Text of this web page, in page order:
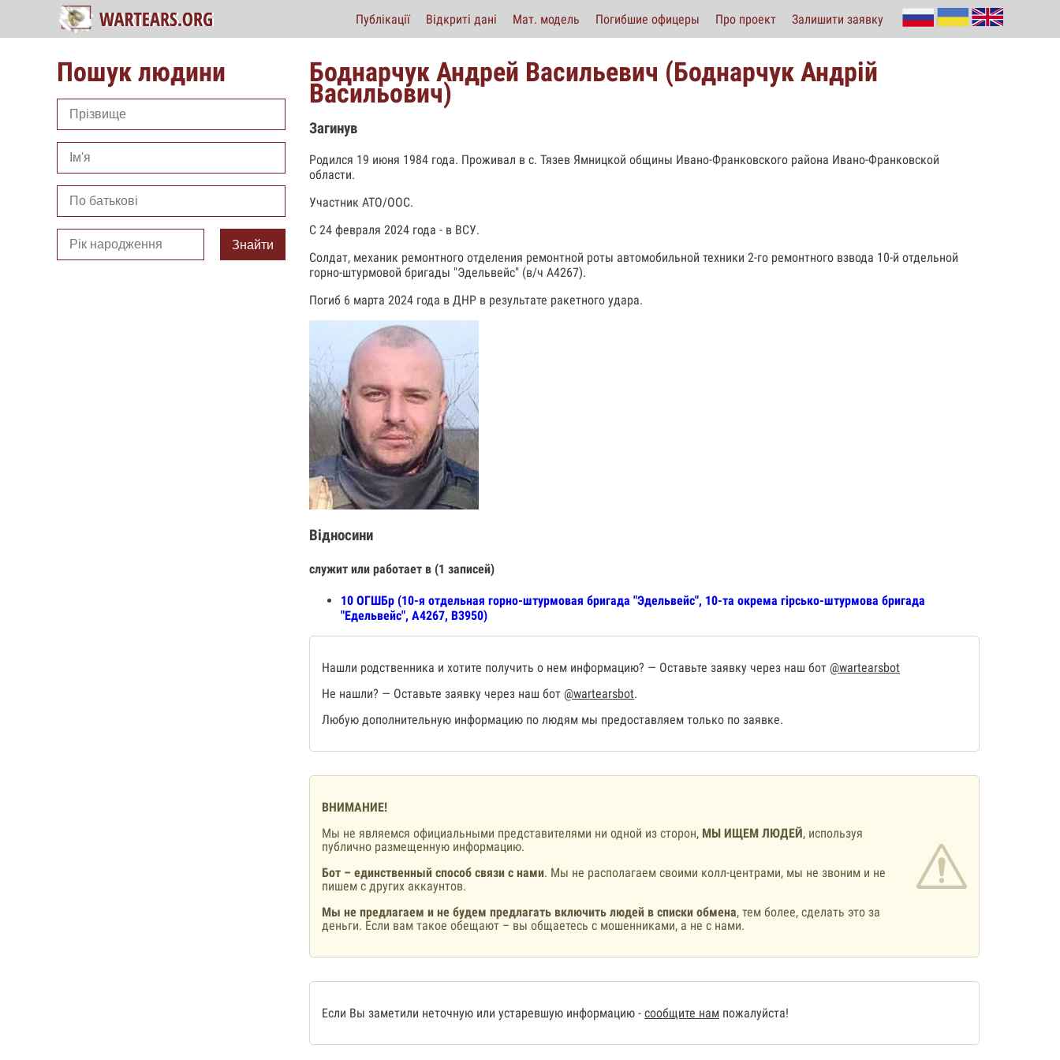
Публікації Відкриті дані Мат. модель Погибшие офицеры Про проект Залишити заявку
Пошук людини
Знайти
Боднарчук Андрей Васильевич (Боднарчук Андрій
Васильович)
Загинув
Родился 19 июня 1984 года. Проживал в с. Тязев Ямницкой общины Ивано-Франковского района Ивано-Франковской
области.
Участник АТО/ООС.
С 24 февраля 2024 года - в ВСУ.
Солдат, механик ремонтного отделения ремонтной роты автомобильной техники 2-го ремонтного взвода 10-й отдельной
горно-штурмовой бригады "Эдельвейс" (в/ч А4267).
Погиб 6 марта 2024 года в ДНР в результате ракетного удара.
Відносини
служит или работает в (1 записей)
10 ОГШБр (10-я отдельная горно-штурмовая бригада "Эдельвейс", 10-та окрема гірсько-штурмова бригада
"Едельвейс", А4267, В3950)
Нашли родственника и хотите получить о нем информацию? — Оставьте заявку через наш бот @wartearsbot
Не нашли? — Оставьте заявку через наш бот @wartearsbot.
Любую дополнительную информацию по людям мы предоставляем только по заявке.
ВНИМАНИЕ!
Мы не являемся официальными представителями ни одной из сторон, МЫ ИЩЕМ ЛЮДЕЙ, используя
публично размещенную информацию.
Бот – единственный способ связи с нами. Мы не располагаем своими колл-центрами, мы не звоним и не
пишем с других аккаунтов.
Мы не предлагаем и не будем предлагать включить людей в списки обмена, тем более, сделать это за
деньги. Если вам такое обещают – вы общаетесь с мошенниками, а не с нами.
Если Вы заметили неточную или устаревшую информацию - сообщите нам пожалуйста!